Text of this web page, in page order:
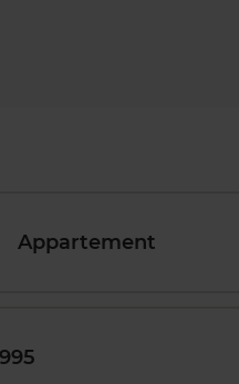
Appartement